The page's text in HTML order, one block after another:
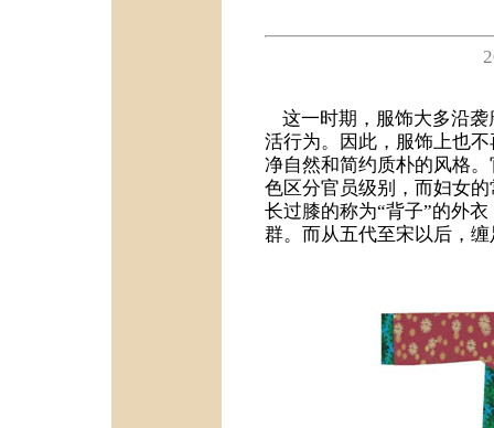
这一时期，服饰大多沿袭
活行为。因此，服饰上也
净自然和简约质朴的风格
色区分官员级别，而妇女
长过膝的称为“背子”的外
群。而从五代至宋以后，